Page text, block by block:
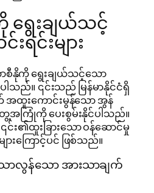
ရွေးချယ်သင့်
ရင်းများ
စီနိုကို ရွေးချယ်သင့်သော
ပါသည်။ ၎င်းသည် မြန်မာနိုင်ငံရှိ
အထူးကောင်းမွန်သော အွန်
အကြုံကို ပေးစွမ်းနိုင်ပါသည်။
၏ထူးခြားသော ဝန်ဆောင်မှု
ျားကြောင့်ပင် ဖြစ်သည်။
ာလွန်သော အားသာချက်